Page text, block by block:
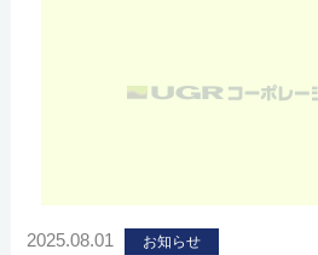
2025.08.01 お知らせ